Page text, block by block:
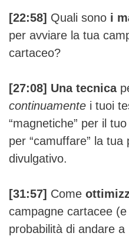
[22:58] Quali sono i
per avviare la tua
cartaceo?
[27:08] Una tecnica
continuamente i tuoi
“magnetiche” per il
per “camuffare” la
divulgativo.
[31:57] Come
campagne cartacee
probabilità di andare a